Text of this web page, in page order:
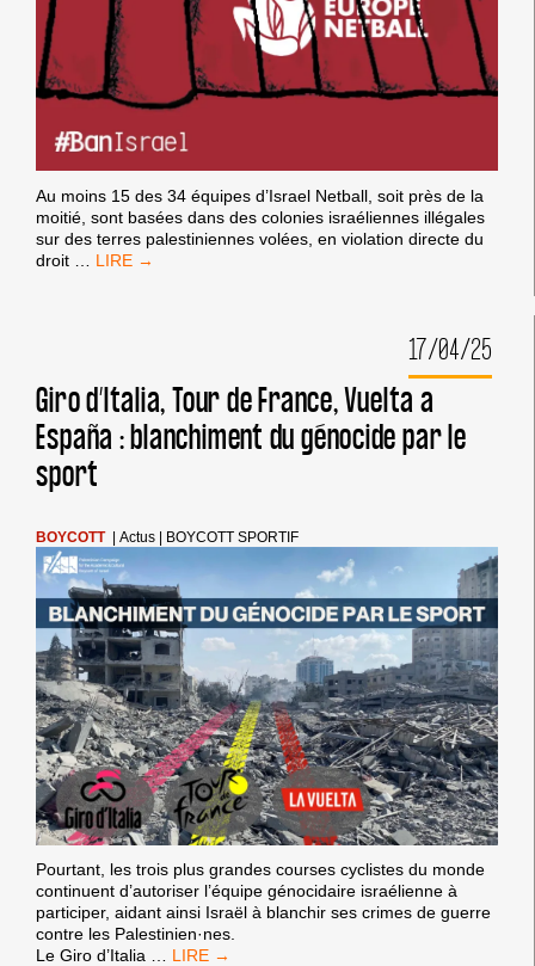
Au moins 15 des 34 équipes d’Israel Netball, soit près de la
moitié, sont basées dans des colonies israéliennes illégales
sur des terres palestiniennes volées, en violation directe du
droit
LES
DE
BANNIR
ISRAËL
POUR
CAUSE
DANS
DES
CRIMES
DE
GUERRE
17/04/25
Giro d’Italia, Tour de France, Vuelta a
España : blanchiment du génocide par le
sport
BOYCOTT |Actus BOYCOTT SPORTIF
Pourtant, les trois plus grandes courses cyclistes du monde
continuent d’autoriser l’équipe génocidaire israélienne à
participer, aidant ainsi Israël à blanchir ses crimes de guerre
contre les Palestinien·nes.
Le Giro d’Italia
GIRO